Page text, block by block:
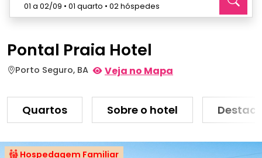
01 a 02/09 • 01 quarto • 02 hóspedes
Pontal Praia Hotel
Porto Seguro, BA Veja no Mapa
Quartos Sobre o hotel
Hospedagem Familiar